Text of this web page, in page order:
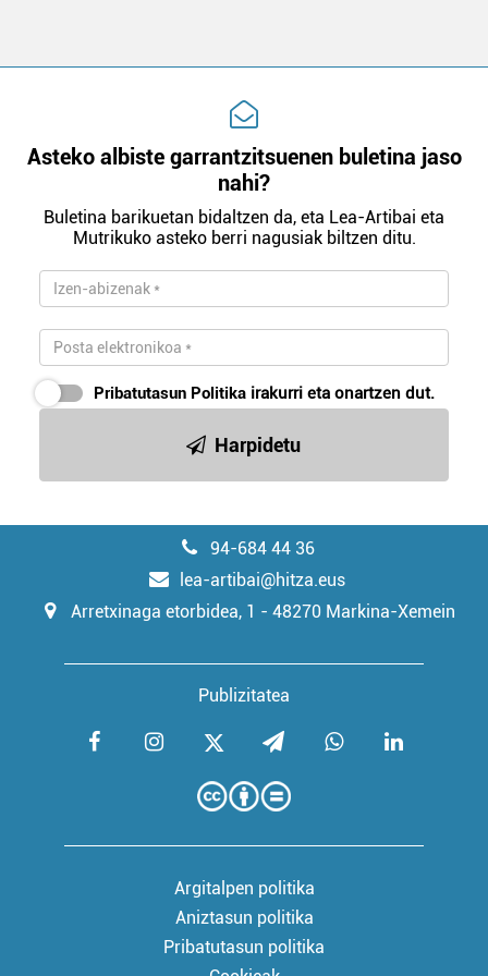
Asteko albiste garrantzitsuenen buletina jaso
nahi?
Buletina barikuetan bidaltzen da, eta Lea-Artibai eta
Mutrikuko asteko berri nagusiak biltzen ditu.
Pribatutasun Politika irakurri eta onartzen dut.
Harpidetu
94-684 44 36
lea-artibai@hitza.eus
Arretxinaga etorbidea, 1 - 48270 Markina-Xemein
Publizitatea
Argitalpen politika
Aniztasun politika
Pribatutasun politika